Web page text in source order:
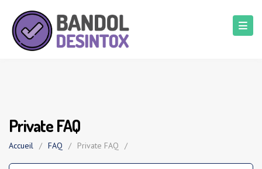
Private FAQ
Accueil / FAQ / Private FAQ /